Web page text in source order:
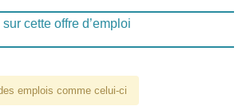
cette offre d’emploi
emplois comme celui-ci